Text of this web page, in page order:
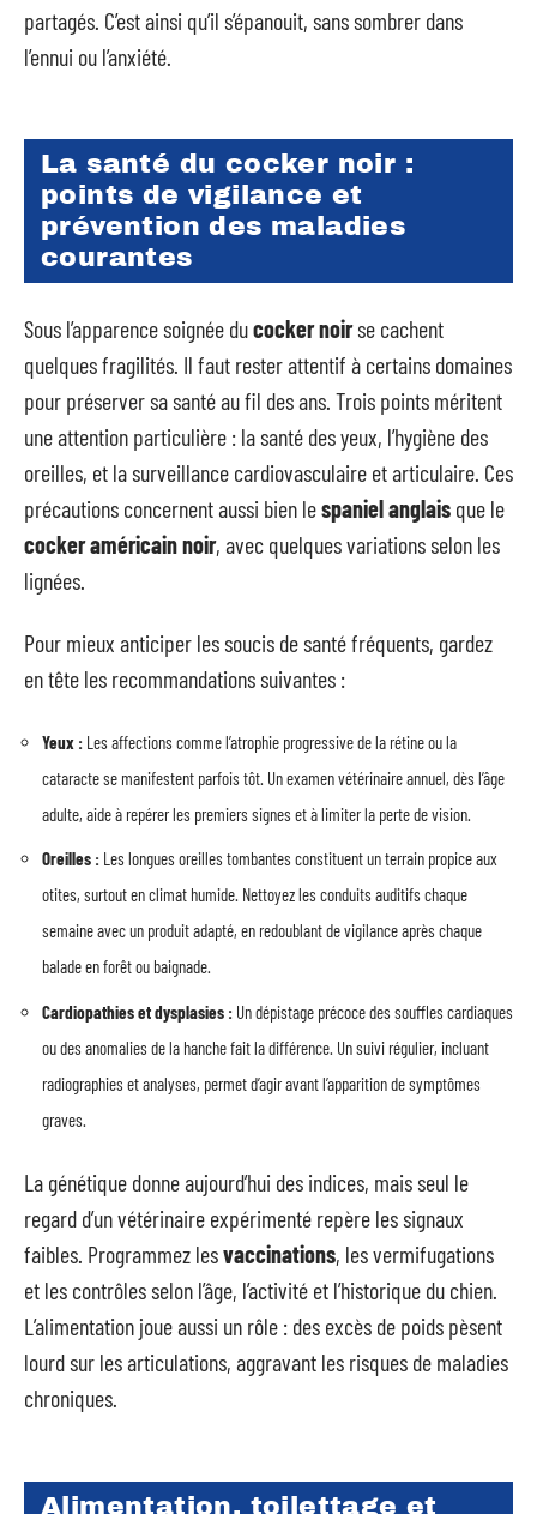
partagés. C’est ainsi qu’il s’épanouit, sans sombrer dans
l’ennui ou l’anxiété.
La santé du cocker noir :
points de vigilance et
prévention des maladies
courantes
Sous l’apparence soignée ducocker noirse cachent
quelques fragilités. Il faut rester attentif à certains domaines
pour préserver sa santé au fil des ans. Trois points méritent
une attention particulière : la santé des yeux, l’hygiène des
oreilles, et la surveillance cardiovasculaire et articulaire. Ces
précautions concernent aussi bien lespaniel anglais que le
cocker américain noir, avec quelques variations selon les
lignées.
Pour mieux anticiper les soucis de santé fréquents, gardez
en tête les recommandations suivantes :
Yeux : Les affections comme l’atrophie progressive de la rétine ou la
cataracte se manifestent parfois tôt. Un examen vétérinaire annuel, dès l’âge
adulte, aide à repérer les premiers signes et à limiter la perte de vision.
Oreilles : Les longues oreilles tombantes constituent un terrain propice aux
otites, surtout en climat humide. Nettoyez les conduits auditifs chaque
semaine avec un produit adapté, en redoublant de vigilance après chaque
balade en forêt ou baignade.
Cardiopathies et dysplasies : Un dépistage précoce des souffles cardiaques
ou des anomalies de la hanche fait la différence. Un suivi régulier, incluant
radiographies et analyses, permet d’agir avant l’apparition de symptômes
graves.
La génétique donne aujourd’hui des indices, mais seul le
regard d’un vétérinaire expérimenté repère les signaux
faibles. Programmez lesvaccinations, les vermifugations
et les contrôles selon l’âge, l’activité et l’historique du chien.
L’alimentation joue aussi un rôle : des excès de poids pèsent
lourd sur les articulations, aggravant les risques de maladies
chroniques.
Alimentation, toilettage et